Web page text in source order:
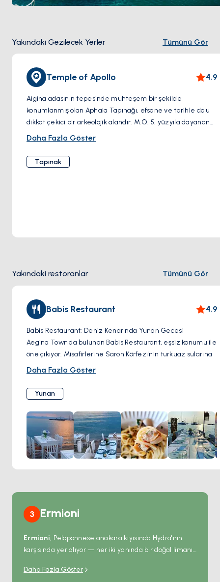
Yakındaki Gezilecek Yerler Tümünü Gör
Temple of Apollo 4.9
Aigina adasının tepesinde muhteşem bir şekilde
konumlanmış olan Aphaia Tapınağı, efsane ve tarihle dolu
dikkat çekici bir arkeolojik alandır. M.Ö. 5. yüzyıla dayanan
bu Dorik tapınak, antik tanrıça Aphaia'ya adanmıştır ve
ilişkilendirilir. Ziyaretçiler tapınağa yaklaştıkça, antik
zanaatkârların becerisine bir övgü olan etkileyici mermer
kalıntılarına hayranlıkla bakar ve bir zamanlar kutsal
adanın antik geçmişine dair etkileyici bir tanıklık oluşturur
ve gelecek nesiller için bir kültürel miras işaretidir.
Daha Fazla Göster
Tapınak
Yakındaki restoranlar Tümünü Gör
Babis Restaurant 4.9
Babis Restaurant: Deniz Kenarında Yunan Gecesi
Aegina Town'da bulunan Babis Restaurant, eşsiz konumu ile
öne çıkıyor. Misafirlerine Saron Körfezi'nin turkuaz sularına
nazır, ayaklarını kuma uzatarak yemek yeme keyfini
yaşatmayı ilke edinen restoran, Mükemmellik Sertifikası'na
sahip ve ada üzerinde en iyi yemek mekanlarından biri
olarak kabul ediliyor. Menüsü deniz ürünleri, Akdeniz ve
Yunan mutfaklarına ağırlık verirken, vejeteryan, vegan ve
glutensiz seçenekleriyle de farklı diyetlere sahip
müşterileri ağırlıyor. Konuklar, taze balık ve deniz ürünleri,
otantik Yunan salataları ve denizin muhteşem
manzarasıyla birleşen dingin atmosferi sürekli olarak
güzel Aegina adasında Yunan misafirperverliğinin
sıcaklığını ve kaliteli yemeği arayanlar için mutlaka ziyaret
Daha Fazla Göster
Yunan
3 Ermioni
Ermioni, Peloponnese anakara kıyısında Hydra'nın
karşısında yer alıyor — her iki yanında bir doğal limanı
küçük bir liman kasabası. Güney körfezi charter
Daha Fazla Göster